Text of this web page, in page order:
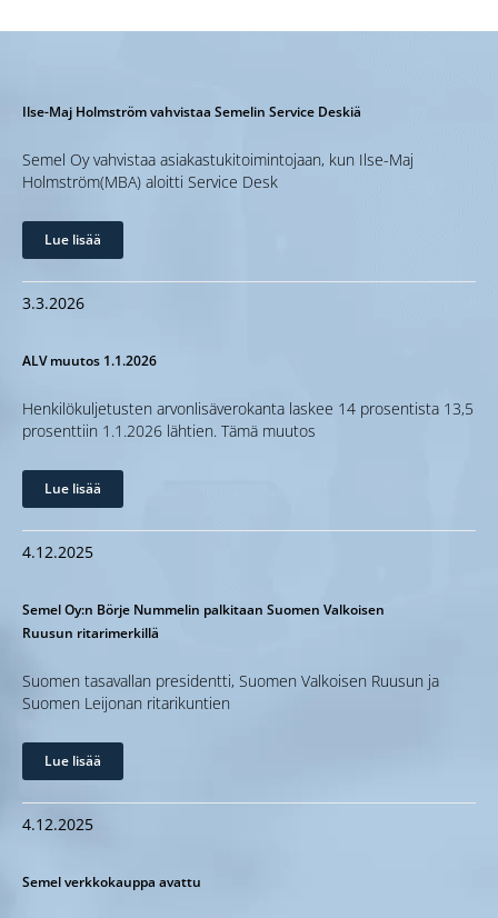
Ilse-Maj Holmström vahvistaa Semelin Service Deskiä
Semel Oy vahvistaa asiakastukitoimintojaan, kun Ilse-Maj
Holmström(MBA) aloitti Service Desk
Lue lisää
3.3.2026
ALV muutos 1.1.2026
Henkilökuljetusten arvonlisäverokanta laskee 14 prosentista 13,5
prosenttiin 1.1.2026 lähtien. Tämä muutos
Lue lisää
4.12.2025
Semel Oy:n Börje Nummelin palkitaan Suomen Valkoisen
Ruusun ritarimerkillä
Suomen tasavallan presidentti, Suomen Valkoisen Ruusun ja
Suomen Leijonan ritarikuntien
Lue lisää
4.12.2025
Semel verkkokauppa avattu